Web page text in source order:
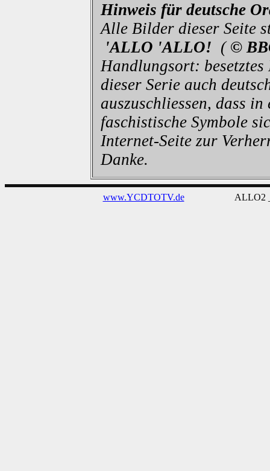
Hinweis für deutsche
Alle Bilder dieser Seite
'ALLO 'ALLO! ( ©
Handlungsort:
dieser Serie auch
auszuschliessen, dass in
faschistische Symbole
Internet-Seite zur
Danke.
www.YCDTOTV.deALLO2 _